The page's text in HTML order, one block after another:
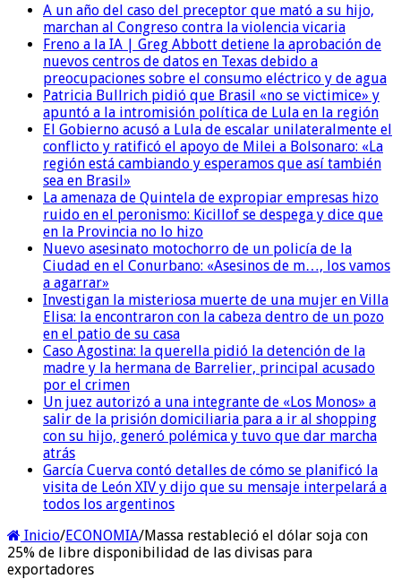
A un año del caso del preceptor que mató a su hijo,
marchan al Congreso contra la violencia vicaria
Freno a la IA | Greg Abbott detiene la aprobación de
nuevos centros de datos en Texas debido a
preocupaciones sobre el consumo eléctrico y de agua
Patricia Bullrich pidió que Brasil «no se victimice» y
apuntó a la intromisión política de Lula en la región
El Gobierno acusó a Lula de escalar unilateralmente el
conflicto y ratificó el apoyo de Milei a Bolsonaro: «La
región está cambiando y esperamos que así también
sea en Brasil»
La amenaza de Quintela de expropiar empresas hizo
ruido en el peronismo: Kicillof se despega y dice que
en la Provincia no lo hizo
Nuevo asesinato motochorro de un policía de la
Ciudad en el Conurbano: «Asesinos de m…, los vamos
a agarrar»
Investigan la misteriosa muerte de una mujer en Villa
Elisa: la encontraron con la cabeza dentro de un pozo
en el patio de su casa
Caso Agostina: la querella pidió la detención de la
madre y la hermana de Barrelier, principal acusado
por el crimen
Un juez autorizó a una integrante de «Los Monos» a
salir de la prisión domiciliaria para a ir al shopping
con su hijo, generó polémica y tuvo que dar marcha
atrás
García Cuerva contó detalles de cómo se planificó la
visita de León XIV y dijo que su mensaje interpelará a
todos los argentinos
Inicio/ECONOMIA/Massa restableció el dólar soja con
25% de libre disponibilidad de las divisas para
exportadores